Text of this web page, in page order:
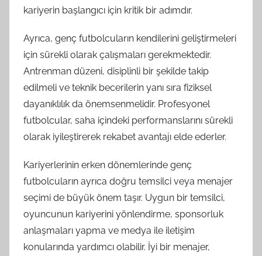
kariyerin başlangıcı için kritik bir adımdır.
Ayrıca, genç futbolcuların kendilerini geliştirmeleri
için sürekli olarak çalışmaları gerekmektedir.
Antrenman düzeni, disiplinli bir şekilde takip
edilmeli ve teknik becerilerin yanı sıra fiziksel
dayanıklılık da önemsenmelidir. Profesyonel
futbolcular, saha içindeki performanslarını sürekli
olarak iyileştirerek rekabet avantajı elde ederler.
Kariyerlerinin erken dönemlerinde genç
futbolcuların ayrıca doğru temsilci veya menajer
seçimi de büyük önem taşır. Uygun bir temsilci,
oyuncunun kariyerini yönlendirme, sponsorluk
anlaşmaları yapma ve medya ile iletişim
konularında yardımcı olabilir. İyi bir menajer,